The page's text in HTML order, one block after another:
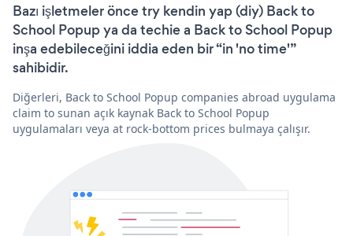
Bazı işletmeler önce try kendin yap (diy) Back to
School Popup ya da techie a Back to School Popup
inşa edebileceğini iddia eden bir “in 'no time'”
sahibidir.
Diğerleri, Back to School Popup companies abroad uygulama
claim to sunan açık kaynak Back to School Popup
uygulamaları veya at rock-bottom prices bulmaya çalışır.